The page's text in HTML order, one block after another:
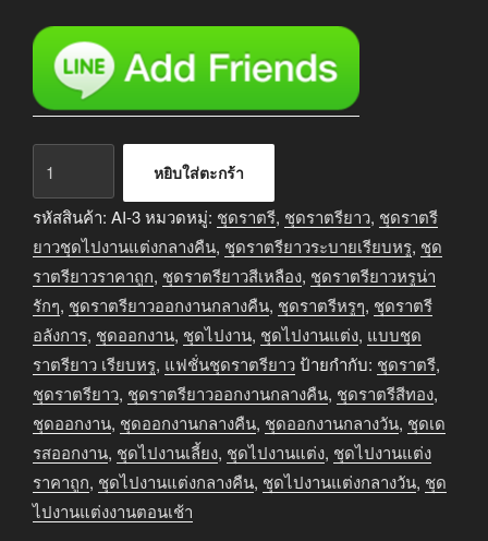
ชุด
ราตรี
ยาว
ออกงาน
กลาง
คืน
สี
เหลือง
ชิ้น
หยิบใส่ตะกร้า
รหัสสินค้า: AI-3หมวดหมู่: ชุดราตรี, ชุดราตรียาว, ชุดราตรี
ยาวชุดไปงานแต่งกลางคืน, ชุดราตรียาวระบายเรียบหรู, ชุด
ราตรียาวราคาถูก, ชุดราตรียาวสีเหลือง, ชุดราตรียาวหรูน่า
รักๆ, ชุดราตรียาวออกงานกลางคืน, ชุดราตรีหรูๆ, ชุดราตรี
อลังการ, ชุดออกงาน, ชุดไปงาน, ชุดไปงานแต่ง, แบบชุด
ราตรียาว เรียบหรู, แฟชั่นชุดราตรียาวป้ายกำกับ: ชุดราตรี,
ชุดราตรียาว, ชุดราตรียาวออกงานกลางคืน, ชุดราตรีสีทอง,
ชุดออกงาน, ชุดออกงานกลางคืน, ชุดออกงานกลางวัน, ชุดเด
รสออกงาน, ชุดไปงานเลี้ยง, ชุดไปงานแต่ง, ชุดไปงานแต่ง
ราคาถูก, ชุดไปงานแต่งกลางคืน, ชุดไปงานแต่งกลางวัน, ชุด
ไปงานแต่งงานตอนเช้า